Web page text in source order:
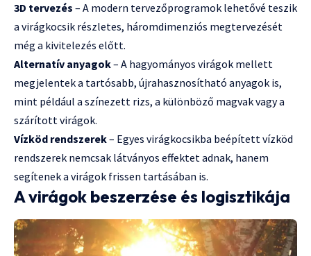
3D tervezés – A modern tervezőprogramok lehetővé teszik
a virágkocsik részletes, háromdimenziós megtervezését
még a kivitelezés előtt.
Alternatív anyagok– A hagyományos virágok mellett
megjelentek a tartósabb, újrahasznosítható anyagok is,
mint például a színezett rizs, a különböző magvak vagy a
szárított virágok.
Vízköd rendszerek– Egyes virágkocsikba beépített vízköd
rendszerek nemcsak látványos effektet adnak, hanem
segítenek a virágok frissen tartásában is.
A virágok beszerzése és logisztikája